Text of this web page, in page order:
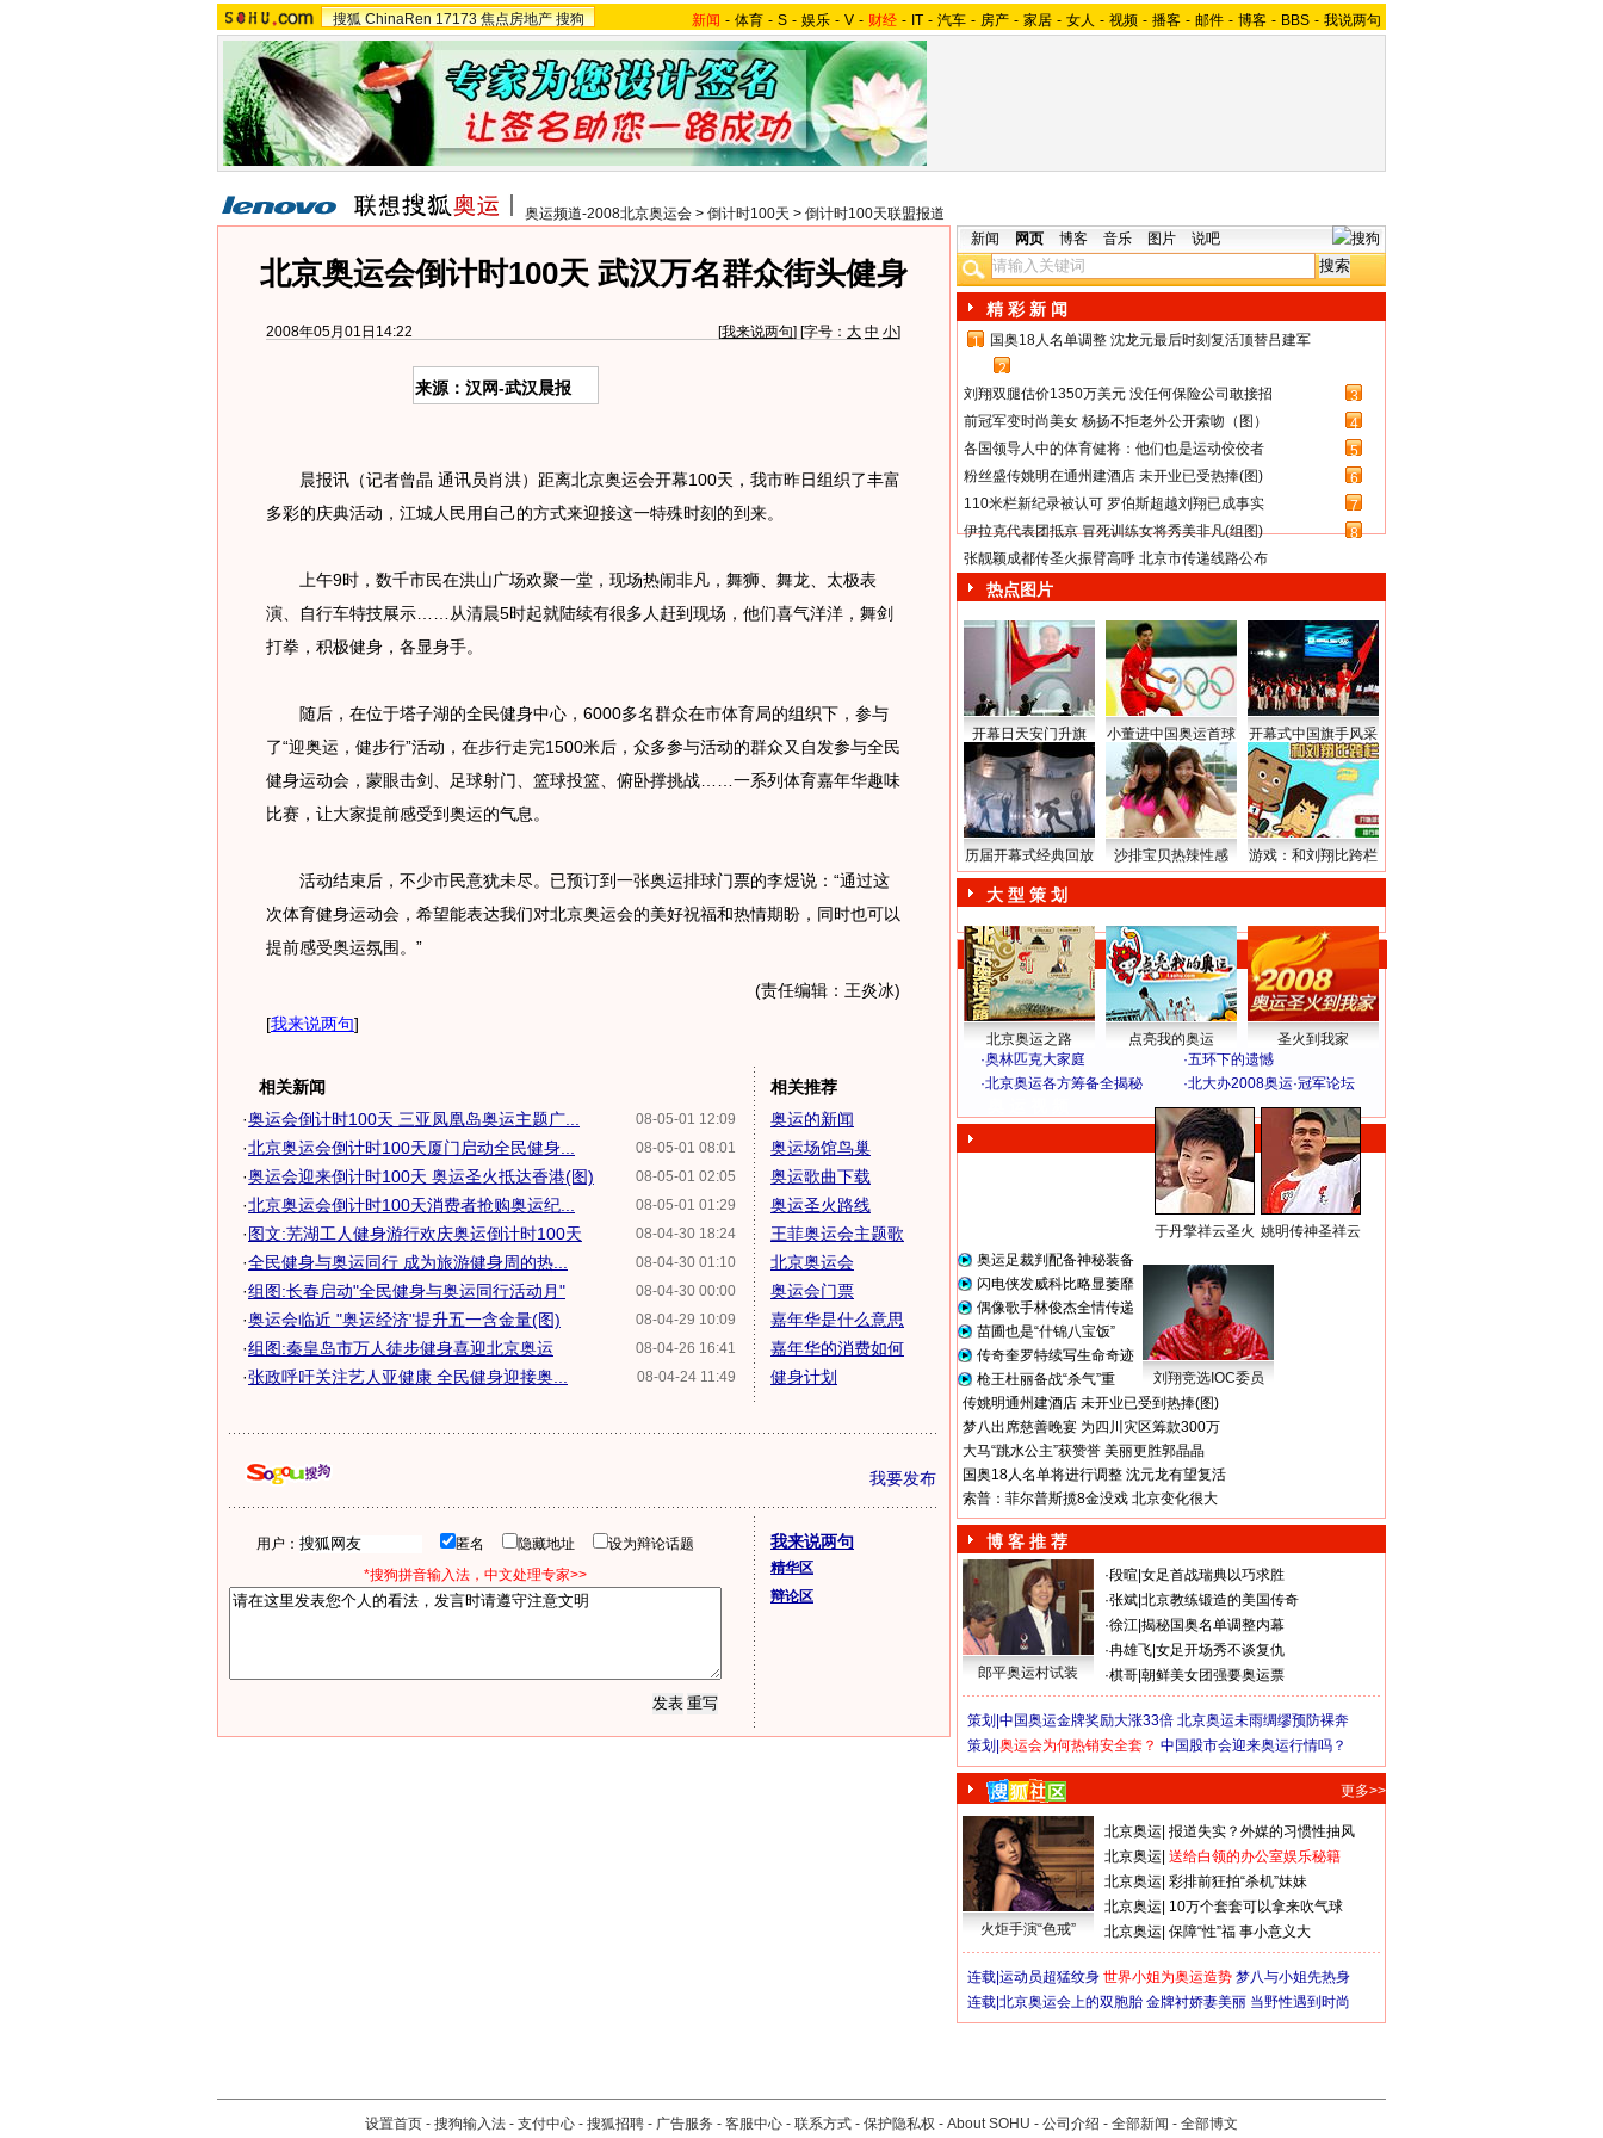
搜狐 ChinaRen 17173 焦点房地产 搜狗 新闻 - 体育 - S - 娱乐 - V - 财经 - IT - 汽车 - 房产 - 家居 - 女人 - 视频 - 播客 - 邮件 - 博客 - BBS - 我说两句
奥运频道-2008北京奥运会 > 倒计时100天 > 倒计时100天联盟报道
北京奥运会倒计时100天 武汉万名群众街头健身
2008年05月01日14:22 [我来说两句] [字号： 大 中 小]
来源：汉网-武汉晨报
晨报讯（记者曾晶 通讯员肖洪）距离北京奥运会开幕100天，我市昨日组织了丰富
多彩的庆典活动，江城人民用自己的方式来迎接这一特殊时刻的到来。
上午9时，数千市民在洪山广场欢聚一堂，现场热闹非凡，舞狮、舞龙、太极表
演、自行车特技展示……从清晨5时起就陆续有很多人赶到现场，他们喜气洋洋，舞剑
打拳，积极健身，各显身手。
随后，在位于塔子湖的全民健身中心，6000多名群众在市体育局的组织下，参与
了“迎奥运，健步行”活动，在步行走完1500米后，众多参与活动的群众又自发参与全民
健身运动会，蒙眼击剑、足球射门、篮球投篮、俯卧撑挑战……一系列体育嘉年华趣味
比赛，让大家提前感受到奥运的气息。
活动结束后，不少市民意犹未尽。已预订到一张奥运排球门票的李煜说：“通过这
次体育健身运动会，希望能表达我们对北京奥运会的美好祝福和热情期盼，同时也可以
提前感受奥运氛围。”
(责任编辑：王炎冰)
[我来说两句]
相关新闻
08-05-01 12:09
·奥运会倒计时100天 三亚凤凰岛奥运主题广...
08-05-01 08:01
·北京奥运会倒计时100天厦门启动全民健身...
08-05-01 02:05
·奥运会迎来倒计时100天 奥运圣火抵达香港(图)
08-05-01 01:29
·北京奥运会倒计时100天消费者抢购奥运纪...
08-04-30 18:24
·图文:芜湖工人健身游行欢庆奥运倒计时100天
08-04-30 01:10
·全民健身与奥运同行 成为旅游健身周的热...
08-04-30 00:00
·组图:长春启动"全民健身与奥运同行活动月"
08-04-29 10:09
·奥运会临近 "奥运经济"提升五一含金量(图)
08-04-26 16:41
·组图:秦皇岛市万人徒步健身喜迎北京奥运
08-04-24 11:49
·张政呼吁关注艺人亚健康 全民健身迎接奥...
相关推荐
奥运的新闻
奥运场馆鸟巢
奥运歌曲下载
奥运圣火路线
王菲奥运会主题歌
北京奥运会
奥运会门票
嘉年华是什么意思
嘉年华的消费如何
健身计划
我要发布
用户： 匿名 隐藏地址
设为辩论话题
*搜狗拼音输入法，中文处理专家>>
我来说两句
精华区
辩论区
新闻 网页 博客 音乐 图片 说吧
精 彩 新 闻
1
国奥18人名单调整 沈龙元最后时刻复活顶替吕建军
2
刘翔双腿估价1350万美元 没任何保险公司敢接招
3
前冠军变时尚美女 杨扬不拒老外公开索吻（图）
4
各国领导人中的体育健将：他们也是运动佼佼者
5
粉丝盛传姚明在通州建酒店 未开业已受热捧(图)
6
110米栏新纪录被认可 罗伯斯超越刘翔已成事实
7
伊拉克代表团抵京 冒死训练女将秀美非凡(组图)
8
张靓颖成都传圣火振臂高呼 北京市传递线路公布
热点图片
开幕日天安门升旗 小董进中国奥运首球 开幕式中国旗手风采
历届开幕式经典回放 沙排宝贝热辣性感 游戏：和刘翔比跨栏
大 型 策 划
北京奥运之路 点亮我的奥运
圣火到我家
·奥林匹克大家庭 ·五环下的遗憾
·北京奥运各方筹备全揭秘 ·北大办2008奥运·冠军论坛
于丹擎祥云圣火 姚明传神圣祥云
奥运足裁判配备神秘装备
闪电侠发威科比略显萎靡
偶像歌手林俊杰全情传递
苗圃也是“什锦八宝饭”
传奇奎罗特续写生命奇迹
枪王杜丽备战“杀气”重
刘翔竞选IOC委员
传姚明通州建酒店 未开业已受到热捧(图)
梦八出席慈善晚宴 为四川灾区筹款300万
大马“跳水公主”获赞誉 美丽更胜郭晶晶
国奥18人名单将进行调整 沈元龙有望复活
索普：菲尔普斯揽8金没戏 北京变化很大
博 客 推 荐
郎平奥运村试装
·段暄 女足首战瑞典以巧求胜
·张斌 北京教练锻造的美国传奇
·徐江 揭秘国奥名单调整内幕
·冉雄飞 女足开场秀不谈复仇
·棋哥 朝鲜美女团强要奥运票
策划| 中国奥运金牌奖励大涨33倍 北京奥运未雨绸缪预防裸奔
策划| 奥运会为何热销安全套？ 中国股市会迎来奥运行情吗？
更多>>
火炬手演“色戒”
北京奥运 报道失实？外媒的习惯性抽风
北京奥运 送给白领的办公室娱乐秘籍
北京奥运 彩排前狂拍“杀机”妹妹
北京奥运 10万个套套可以拿来吹气球
北京奥运 保障“性”福 事小意义大
连载| 运动员超猛纹身 世界小姐为奥运造势 梦八与小姐先热身
连载| 北京奥运会上的双胞胎 金牌衬娇妻美丽 当野性遇到时尚
设置首页 - 搜狗输入法 - 支付中心 - 搜狐招聘 - 广告服务 - 客服中心 - 联系方式 - 保护隐私权 - About SOHU - 公司介绍 - 全部新闻 - 全部博文